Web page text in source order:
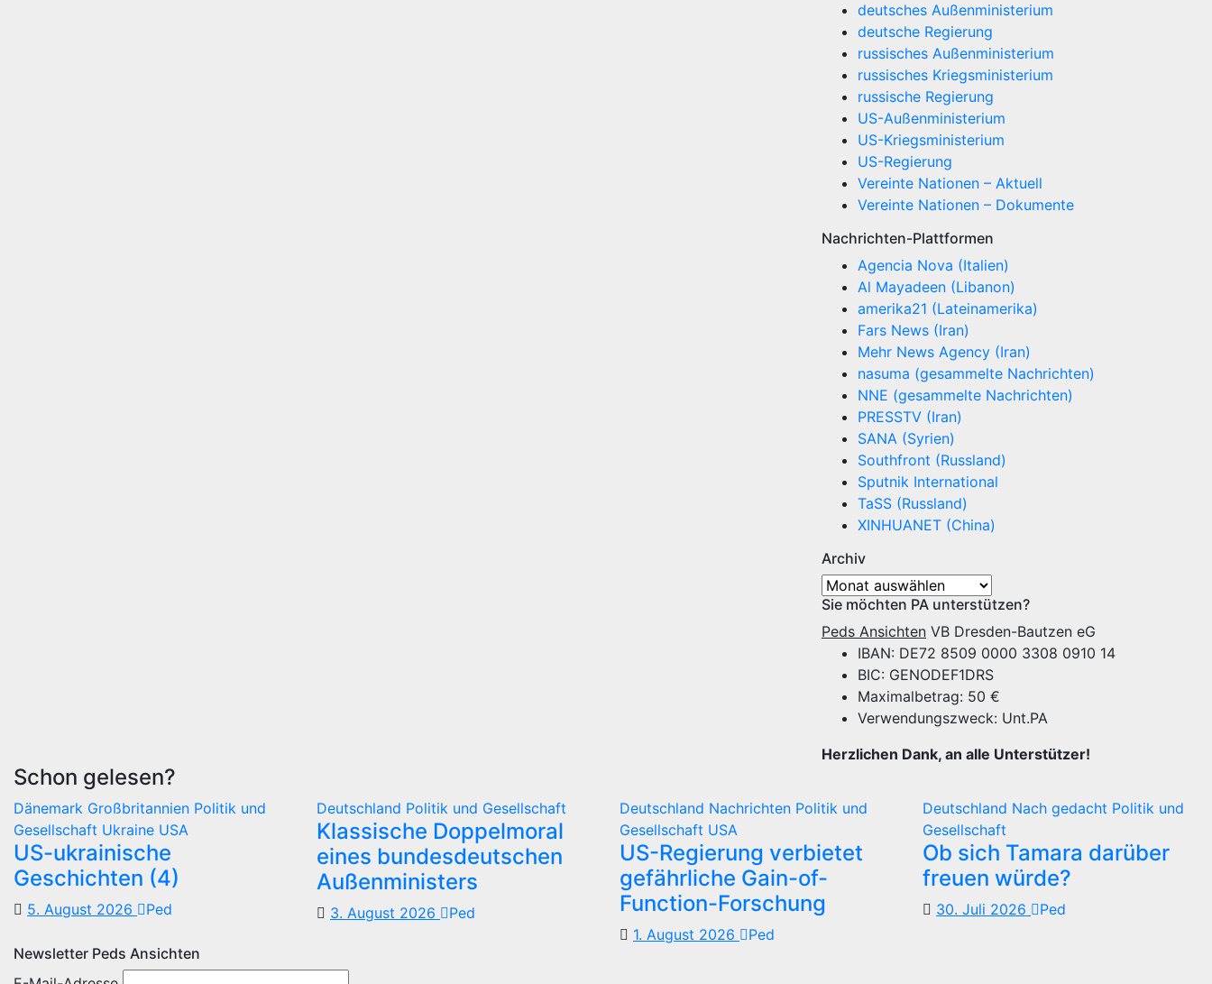
deutsches Außenministerium
deutsche Regierung
russisches Außenministerium
russisches Kriegsministerium
russische Regierung
US-Außenministerium
US-Kriegsministerium
US-Regierung
Vereinte Nationen – Aktuell
Vereinte Nationen – Dokumente
Nachrichten-Plattformen
Agencia Nova (Italien)
Al Mayadeen (Libanon)
amerika21 (Lateinamerika)
Fars News (Iran)
Mehr News Agency (Iran)
nasuma (gesammelte Nachrichten)
NNE (gesammelte Nachrichten)
PRESSTV (Iran)
SANA (Syrien)
Southfront (Russland)
Sputnik International
TaSS (Russland)
XINHUANET (China)
Archiv
Archiv
Sie möchten PA unterstützen?
Peds Ansichten VB Dresden-Bautzen eG
IBAN: DE72 8509 0000 3308 0910 14
BIC: GENODEF1DRS
Maximalbetrag: 50 €
Verwendungszweck: Unt.PA
Herzlichen Dank, an alle Unterstützer!
Schon gelesen?
Dänemark Großbritannien Politik und
Gesellschaft Ukraine USA
US-ukrainische
Geschichten (4)
5. August 2026 Ped
Deutschland Politik und Gesellschaft
Klassische Doppelmoral
eines bundesdeutschen
Außenministers
3. August 2026 Ped
Deutschland Nachrichten Politik und
Gesellschaft USA
US-Regierung verbietet
gefährliche Gain-of-
Function-Forschung
1. August 2026 Ped
Deutschland Nach gedacht Politik und
Gesellschaft
Ob sich Tamara darüber
freuen würde?
30. Juli 2026 Ped
Newsletter Peds Ansichten